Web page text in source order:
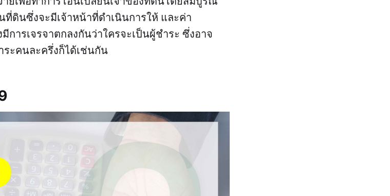
ดินซึ่งจะมีเจ้าหน้าที่ดำเนินการให้ และค่า
การเจรจาตกลงกันว่าใครจะเป็นผู้ชำระ ซึ่งอาจ
ะคนละครึ่งก็ได้เช่นกัน